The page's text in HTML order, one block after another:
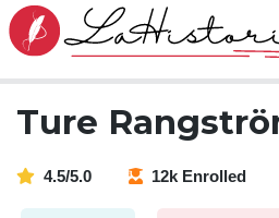
Ture
4.5/5.0 12k Enrolled